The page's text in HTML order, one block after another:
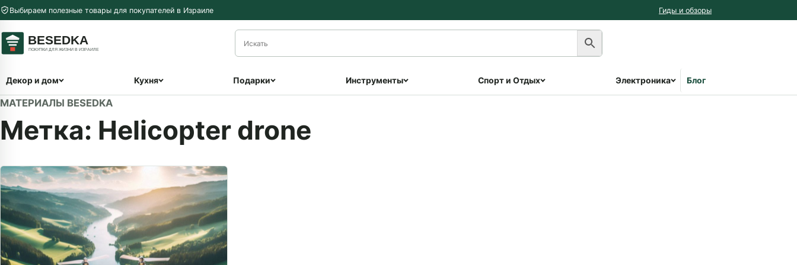
Перейти к содержимому
Выбираем полезные товары для покупателей в Израиле Гиды и обзоры
Декор и дом Кухня Подарки Инструменты Спорт и Отдых Электроника Блог
МАТЕРИАЛЫ BESEDKA
Метка: Helicopter drone